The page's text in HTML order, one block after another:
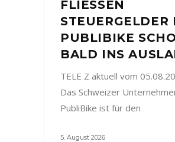
FLIESSEN
STEUERGELDER
PUBLIBIKE
BALD INS
TELE Z aktuell vom
Das Schweizer
PubliBike ist für den
5. August 2026